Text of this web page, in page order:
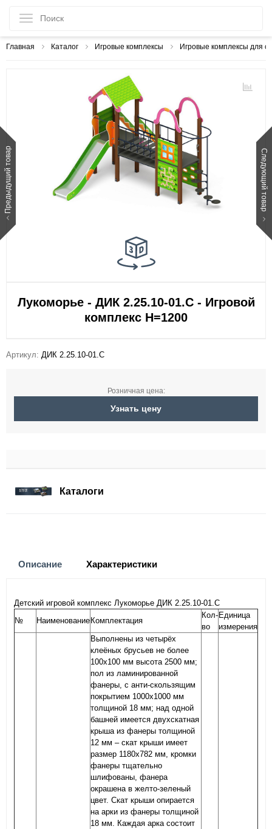
Главная Каталог Игровые комплексы Игровые комплексы для
Предыдущий товар Следующий товар
Лукоморье - ДИК 2.25.10-01.С - Игровой
комплекс H=1200
Артикул: ДИК 2.25.10-01.С
Розничная цена:
Узнать цену
Каталоги
Описание Характеристики
Детский игровой комплекс Лукоморье ДИК 2.25.10-01.С
№
Наименование Комплектация
Кол-
во
Единица
измерения
Выполнены из четырёх
клеёных брусьев не более
100х100 мм высота 2500 мм;
пол из ламинированной
фанеры, с анти-скользящим
покрытием 1000х1000 мм
толщиной 18 мм; над одной
башней имеется двухскатная
крыша из фанеры толщиной
12 мм – скат крыши имеет
размер 1180х782 мм, кромки
фанеры тщательно
шлифованы, фанера
окрашена в желто-зеленый
цвет. Скат крыши опирается
на арки из фанеры толщиной
18 мм. Каждая арка состоит